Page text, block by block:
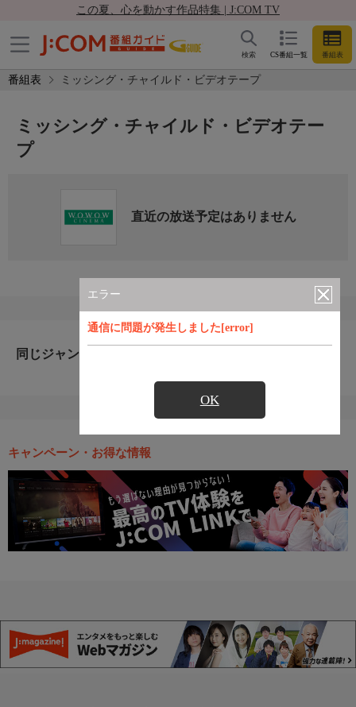
この夏、心を動かす作品特集 | J:COM TV
CS番組一覧 番組表
検索
番組表 ミッシング・チャイルド・ビデオテープ
エラー
通信に問題が発生しました[error]
OK
ミッシング・チャイルド・ビデオテー
プ
直近の放送予定はありません
同じジャンルのおすすめ番組
キャンペーン・お得な情報